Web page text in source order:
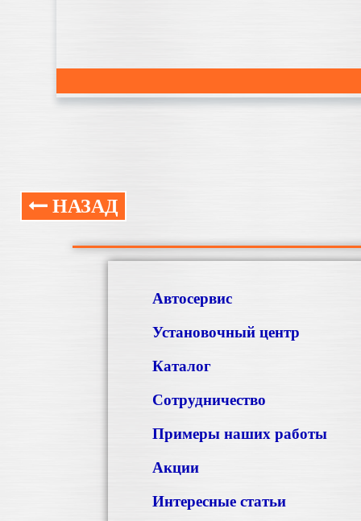
НАЗАД
Автосервис
Установочный центр
Каталог
Сотрудничество
Примеры наших работы
Акции
Интересные статьи